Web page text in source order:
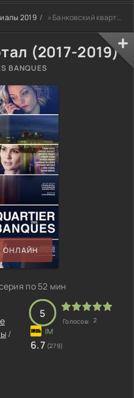
2019 » Банковский квартал (2017-2019)
(2017-2019)
BANQUES
ОНЛАЙН
по 52 мин
/
5
Голосов: 2
6.7 (279)